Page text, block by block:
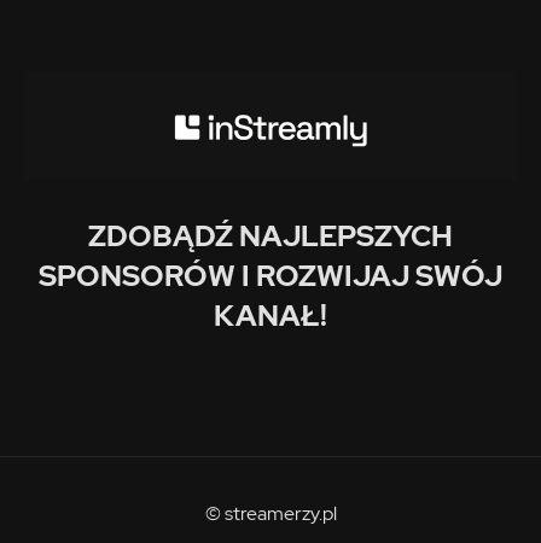
ZDOBĄDŹ NAJLEPSZYCH
SPONSORÓW I ROZWIJAJ SWÓJ
KANAŁ!
© streamerzy.pl